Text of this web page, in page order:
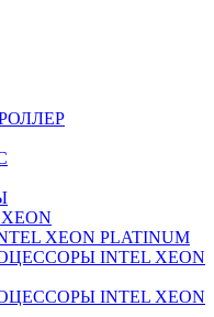
XEON PLATINUM
INTEL XEON
INTEL XEON